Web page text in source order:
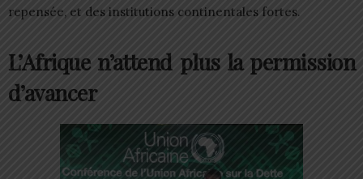
repensée, et des institutions continentales fortes.
L’Afrique n’attend plus la permission
d’avancer